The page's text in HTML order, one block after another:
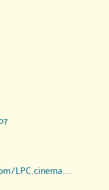
LPC.cinema...